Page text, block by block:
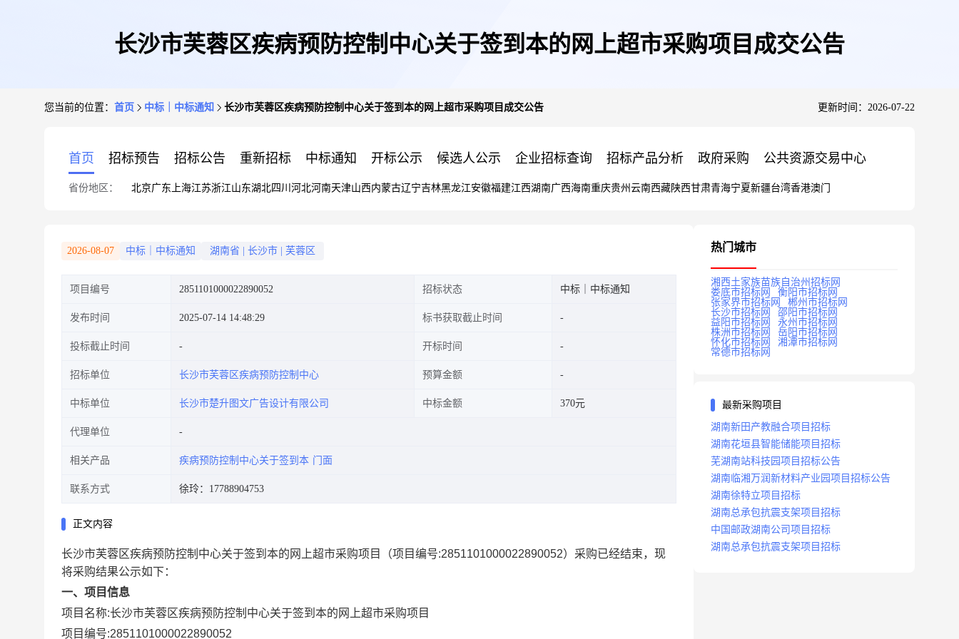
长沙市芙蓉区疾病预防控制中心关于签到本的网上超市采购项目成交公告
您当前的位置： 首页 中标｜中标通知 长沙市芙蓉区疾病预防控制中心关于签到本的网上超市采购项目成交公告 更新时间：2026-07-22
首页 招标预告 招标公告 重新招标 中标通知 开标公示 候选人公示 企业招标查询 招标产品分析 政府采购 公共资源交易中心
省份地区： 北京广东 上海江苏浙江山东湖北四川 河北河南天津山西内蒙古辽宁吉林黑龙江安徽福建江西湖南广西海南重庆贵州 云南西藏陕西甘肃青海宁夏新疆台湾香港澳门
2026-08-07 中标｜中标通知 湖南省 长沙市 芙蓉区
项目编号 2851101000022890052 招标状态 中标｜中标通知
发布时间 2025-07-14 14:48:29 标书获取截止时间
投标截止时间 开标时间
招标单位 长沙市芙蓉区疾病预防控制中心 预算金额
中标单位 长沙市楚升图文广告设计有限公司 中标金额 370元
代理单位
相关产品 疾病预防控制中心关于签到本 门面
联系方式 徐玲：17788904753
正文内容
长沙市芙蓉区疾病预防控制中心关于签到本的网上超市采购项目 （项目编号:2851101000022890052）采购已经结束，现
将采购结果公示如下：
一、项目信息
项目名称:长沙市芙蓉区疾病预防控制中心关于签到本的网上超市采购项目
项目编号:2851101000022890052
热门城市
湘西土家族苗族自治州招标网
娄底市招标网
衡阳市招标网
张家界市招标网
郴州市招标网
长沙市招标网
邵阳市招标网
益阳市招标网
永州市招标网
株洲市招标网
岳阳市招标网
怀化市招标网
湘潭市招标网
常德市招标网
最新采购项目
湖南新田产教融合项目招标
湖南花垣县智能储能项目招标
芜湖南站科技园项目招标公告
湖南临湘万润新材料产业园项目招标公告
湖南徐特立项目招标
湖南总承包抗震支架项目招标
中国邮政湖南公司项目招标
湖南总承包抗震支架项目招标